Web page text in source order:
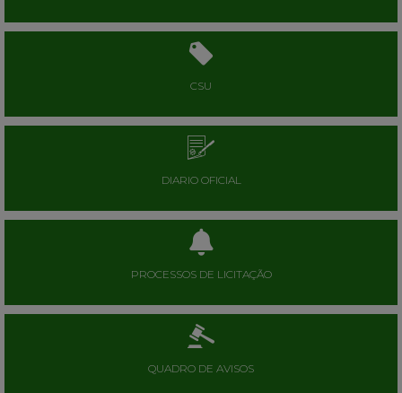
CSU
DIARIO OFICIAL
PROCESSOS DE LICITAÇÃO
QUADRO DE AVISOS